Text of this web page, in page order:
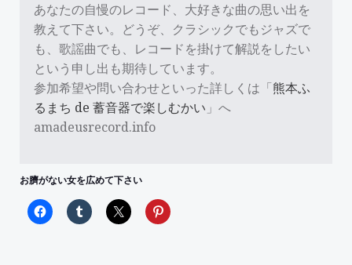
あなたの自慢のレコード、大好きな曲の思い出を
教えて下さい。どうぞ、クラシックでもジャズで
も、歌謡曲でも、レコードを掛けて解説をしたい
という申し出も期待しています。
参加希望や問い合わせといった詳しくは「熊本ふ
るまち de 蓄音器で楽しむかい 」へ
amadeusrecord.info
お臍がない女を広めて下さい